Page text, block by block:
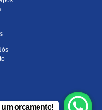
DO
um orçamento!